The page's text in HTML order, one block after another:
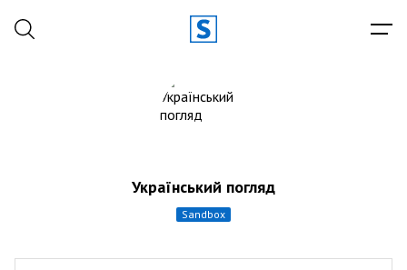
Український погляд
sandbox